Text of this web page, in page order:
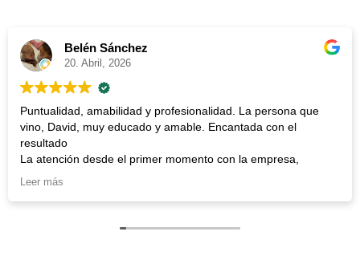
Sánchez
2026
y profesionalidad. La persona que
educado y amable. Encantada con el
el primer momento con la empresa,
amables y rápidos respondiendo. No los
Muy contenta
atendieron